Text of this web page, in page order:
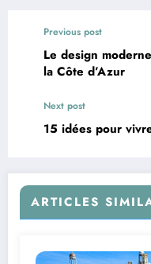
Previous post
Le design
la Côte d’Azur
Next post
15 idées pour
ARTICLES